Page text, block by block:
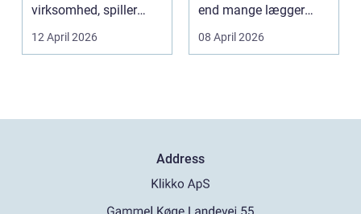
virksomhed, spiller
belægningen en helt
centra...
12 April 2026
end mange lægger
mærke til i hverdage...
08 April 2026
Address